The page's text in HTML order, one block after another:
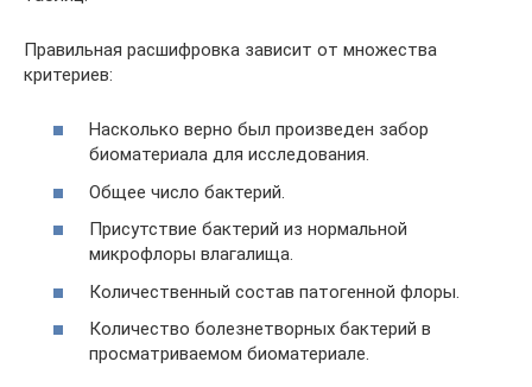
Правильная расшифровка зависит от множества
критериев:
Насколько верно был произведен забор
биоматериала для исследования.
Общее число бактерий.
Присутствие бактерий из нормальной
микрофлоры влагалища.
Количественный состав патогенной флоры.
Количество болезнетворных бактерий в
просматриваемом биоматериале.